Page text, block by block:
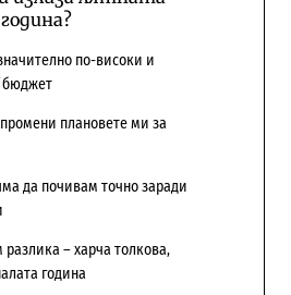
по-високи и
бюджет
плановете ми за
да почивам точно заради
разлика – харча толкова,
година